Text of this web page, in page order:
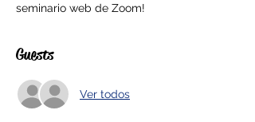
seminario web de Zoom!
Guests
Ver todos